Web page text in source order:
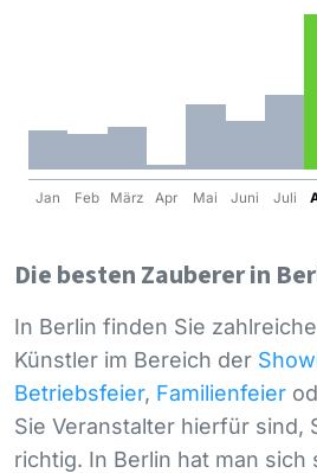
Jan Feb März Apr Mai Juni Juli
Die besten Zauberer in
In Berlin finden Sie
Künstler im Bereich der
Betriebsfeier, Familienfeier
Sie Veranstalter hierfür sind,
richtig. In Berlin hat man